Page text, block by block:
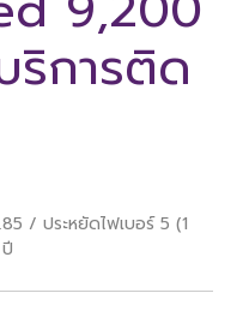
ริการติด
/ ประหยัดไฟเบอร์ 5 (1